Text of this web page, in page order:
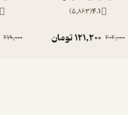
4.1
(
5,863
)
202,000
121,200تومان 219,000